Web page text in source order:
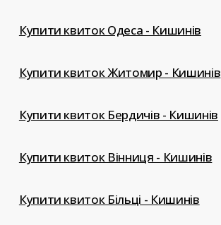
Купити квиток Одеса - Кишинів
Купити квиток Житомир - Кишинів
Купити квиток Бердичів - Кишинів
Купити квиток Вінниця - Кишинів
Купити квиток Більці - Кишинів